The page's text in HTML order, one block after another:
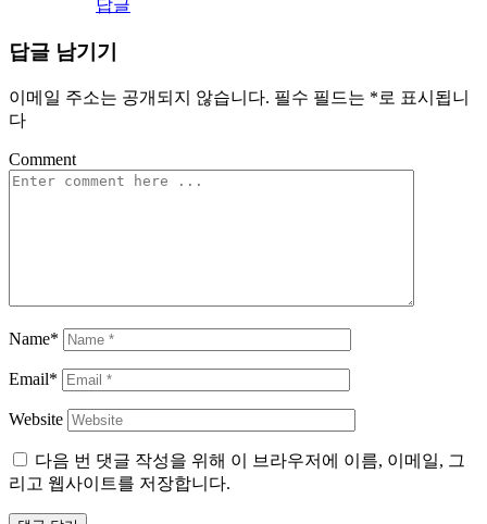
답글
답글 남기기
이메일 주소는 공개되지 않습니다. 필수 필드는 *로 표시됩니
다
Comment
Name*
Email*
Website
다음 번 댓글 작성을 위해 이 브라우저에 이름, 이메일, 그
리고 웹사이트를 저장합니다.